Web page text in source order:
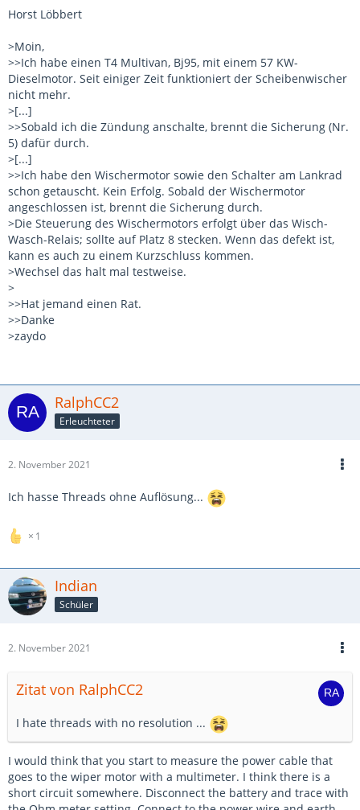
Horst Löbbert
>Moin,
>>Ich habe einen T4 Multivan, Bj95, mit einem 57 KW-
Dieselmotor. Seit einiger Zeit funktioniert der Scheibenwischer
nicht mehr.
>[...]
>>Sobald ich die Zündung anschalte, brennt die Sicherung (Nr.
5) dafür durch.
>[...]
>>Ich habe den Wischermotor sowie den Schalter am Lankrad
schon getauscht. Kein Erfolg. Sobald der Wischermotor
angeschlossen ist, brennt die Sicherung durch.
>Die Steuerung des Wischermotors erfolgt über das Wisch-
Wasch-Relais; sollte auf Platz 8 stecken. Wenn das defekt ist,
kann es auch zu einem Kurzschluss kommen.
>Wechsel das halt mal testweise.
>
>>Hat jemand einen Rat.
>>Danke
>zaydo
RalphCC2
Erleuchteter
2. November 2021
Ich hasse Threads ohne Auflösung...
1
Indian
Schüler
2. November 2021
Zitat von RalphCC2
I hate threads with no resolution ...
I would think that you start to measure the power cable that
goes to the wiper motor with a multimeter. I think there is a
short circuit somewhere. Disconnect the battery and trace with